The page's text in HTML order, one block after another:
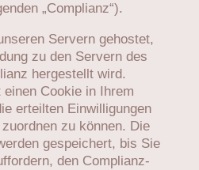
„Complianz“).
Servern gehostet,
zu den Servern des
hergestellt wird.
Cookie in Ihrem
erteilten Einwilligungen
zu können. Die
gespeichert, bis Sie
den Complianz-